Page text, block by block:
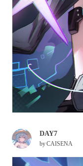
DAY7
byCAISENA